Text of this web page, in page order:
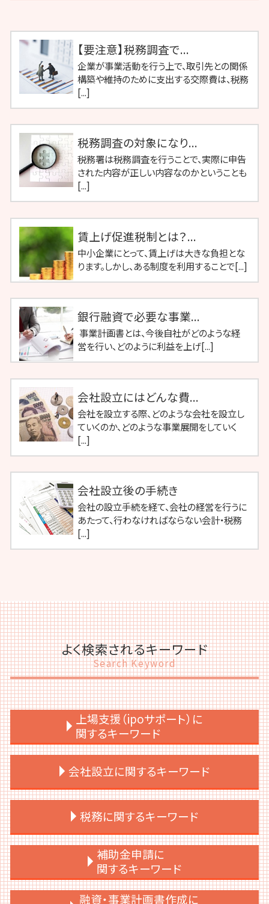
【要注意】税務調査で...
企業が事業活動を行う上で、取引先との関係
構築や維持のために支出する交際費は、税務
[...]
税務調査の対象になり...
税務署は税務調査を行うことで、実際に申告
された内容が正しい内容なのかということも
[...]
賃上げ促進税制とは？...
中小企業にとって、賃上げは大きな負担とな
ります。しかし、ある制度を利用することで[...]
銀行融資で必要な事業...
事業計画書とは、今後自社がどのような経
営を行い、どのように利益を上げ[...]
会社設立にはどんな費...
会社を設立する際、どのような会社を設立し
ていくのか、どのような事業展開をしていく
[...]
会社設立後の手続き
会社の設立手続を経て、会社の経営を行うに
あたって、行わなければならない会計・税務
[...]
よく検索されるキーワード
Search Keyword
上場支援（ipoサポート）に
関するキーワード
資本政策
内部統制 わかりやすく
上場後 サポート
上場後 資本政策
上場準備 必要書類
ipo スケジュール
ipoとは 上場
経営企画 上場準備
会社設立に関するキーワード
会社設立 流れ 個人
会社設立 流れ 期間
会社設立 すること
会社設立 種類
会社設立 注意点
会社設立 流れ 自分で
税務に関するキーワード
税務顧問 意味
税務顧問 税理士
税務調査 対策
補助金申請に
関するキーワード
補助金 ポイント融資・事業計画書作成に